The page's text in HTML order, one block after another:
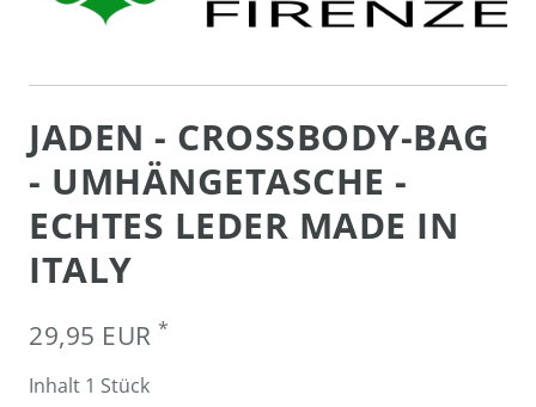
JADEN - CROSSBODY-BAG
- UMHÄNGETASCHE -
ECHTES LEDER MADE IN
ITALY
29,95 EUR *
Inhalt 1 Stück